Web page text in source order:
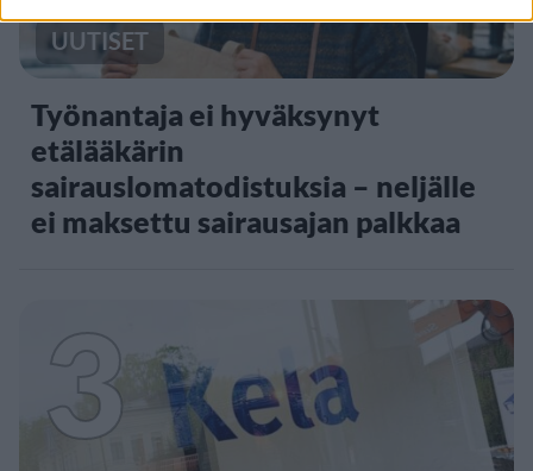
UUTISET
Työnantaja ei hyväksynyt
etälääkärin
sairauslomatodistuksia – neljälle
ei maksettu sairausajan palkkaa
3